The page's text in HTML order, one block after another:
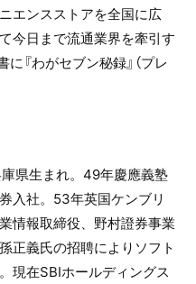
エンスストアを全国に広
今日まで流通業界を牽引す
『わがセブン秘録』（プレ
県生まれ。49年慶應義塾
入社。53年英国ケンブリ
情報取締役、野村證券事業
正義氏の招聘によりソフト
現在SBIホールディングス